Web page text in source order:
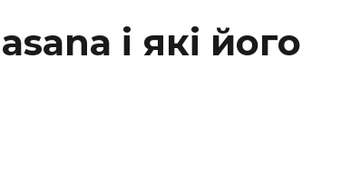
і які його